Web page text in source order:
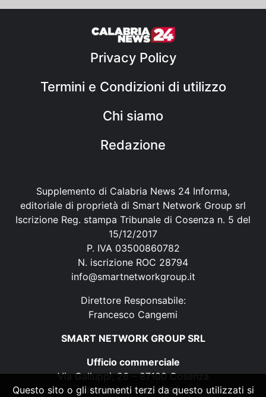
Privacy Policy
Termini e Condizioni di utilizzo
Chi siamo
Redazione
Supplemento di Calabria News 24 Informa,
editoriale di proprietà di Smart Network Group srl
Iscrizione Reg. stampa Tribunale di Cosenza n. 5 del
15/12/2017
P. IVA 03500860782
N. iscrizione ROC 28794
info@smartnetworkgroup.it
Direttore Responsabile:
Francesco Cangemi
SMART NETWORK GROUP SRL
Ufficio commerciale
Via Galluppi, 26 – 87100 Cosenza
P. IVA 03500860782
Questo sito o gli strumenti terzi da questo utilizzati si